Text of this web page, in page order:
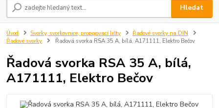
Hledat
Úvod Svorky, svorkovnice, propojovací lišty
Řadové svorky na DIN
Řadové svorky
Řadová svorka RSA 35 A, bílá, A171111, Elektro Bečov
Řadová svorka RSA 35 A, bílá,
A171111, Elektro Bečov